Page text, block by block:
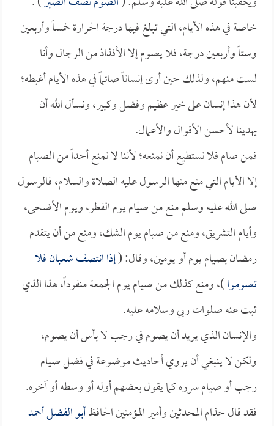
خاصة في هذه الأيام، التي تبلغ فيها درجة الحرارة خمساً وأربعين
وستاً وأربعين درجة، فلا يصوم إلا الأفذاذ من الرجال وأنا
لست منهم، ولذلك حين أرى إنساناً صائماً في هذه الأيام أغبطه؛
لأن هذا إنسان على خير عظيم وفضل وكبير، ونسأل الله أن
يهدينا لأحسن الأقوال والأعمال.
فمن صام فلا نستطيع أن نمنعه؛ لأننا لا نمنع أحداً من الصيام
إلا الأيام التي منع منها الرسول عليه الصلاة والسلام، فالرسول
صلى الله عليه وسلم منع من صيام يوم الفطر، ويوم الأضحى،
وأيام التشريق، ومنع من صيام يوم الشك، ومنع من أن يتقدم
رمضان بصيام يوم أو يومين، وقال: (إذا انتصف شعبان فلا
تصوموا)، ومنع كذلك من صيام يوم الجمعة منفرداً، هذا الذي
ثبت عنه صلوات ربي وسلامه عليه.
والإنسان الذي يريد أن يصوم في رجب لا بأس أن يصوم،
ولكن لا ينبغي أن يروي أحاديث موضوعة في فضل صيام
رجب أو صيام سرره كما يقول بعضهم أوله أو وسطه أو آخره.
فقد قال حذام المحدثين وأمير المؤمنين الحافظأبو الفضل أحمد